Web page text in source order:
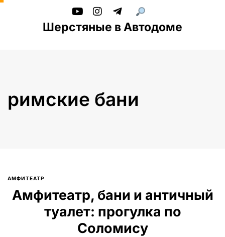
Шерстяные в Автодоме
Введите текст и нажмите Enter
римские бани
АМФИТЕАТР
Амфитеатр, бани и античный
туалет: прогулка по
Соломису